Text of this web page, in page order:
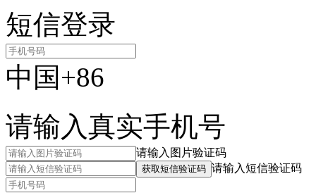
短信登录
中国+86
请输入真实手机号
请输入图片验证码
获取短信验证码 请输入短信验证码